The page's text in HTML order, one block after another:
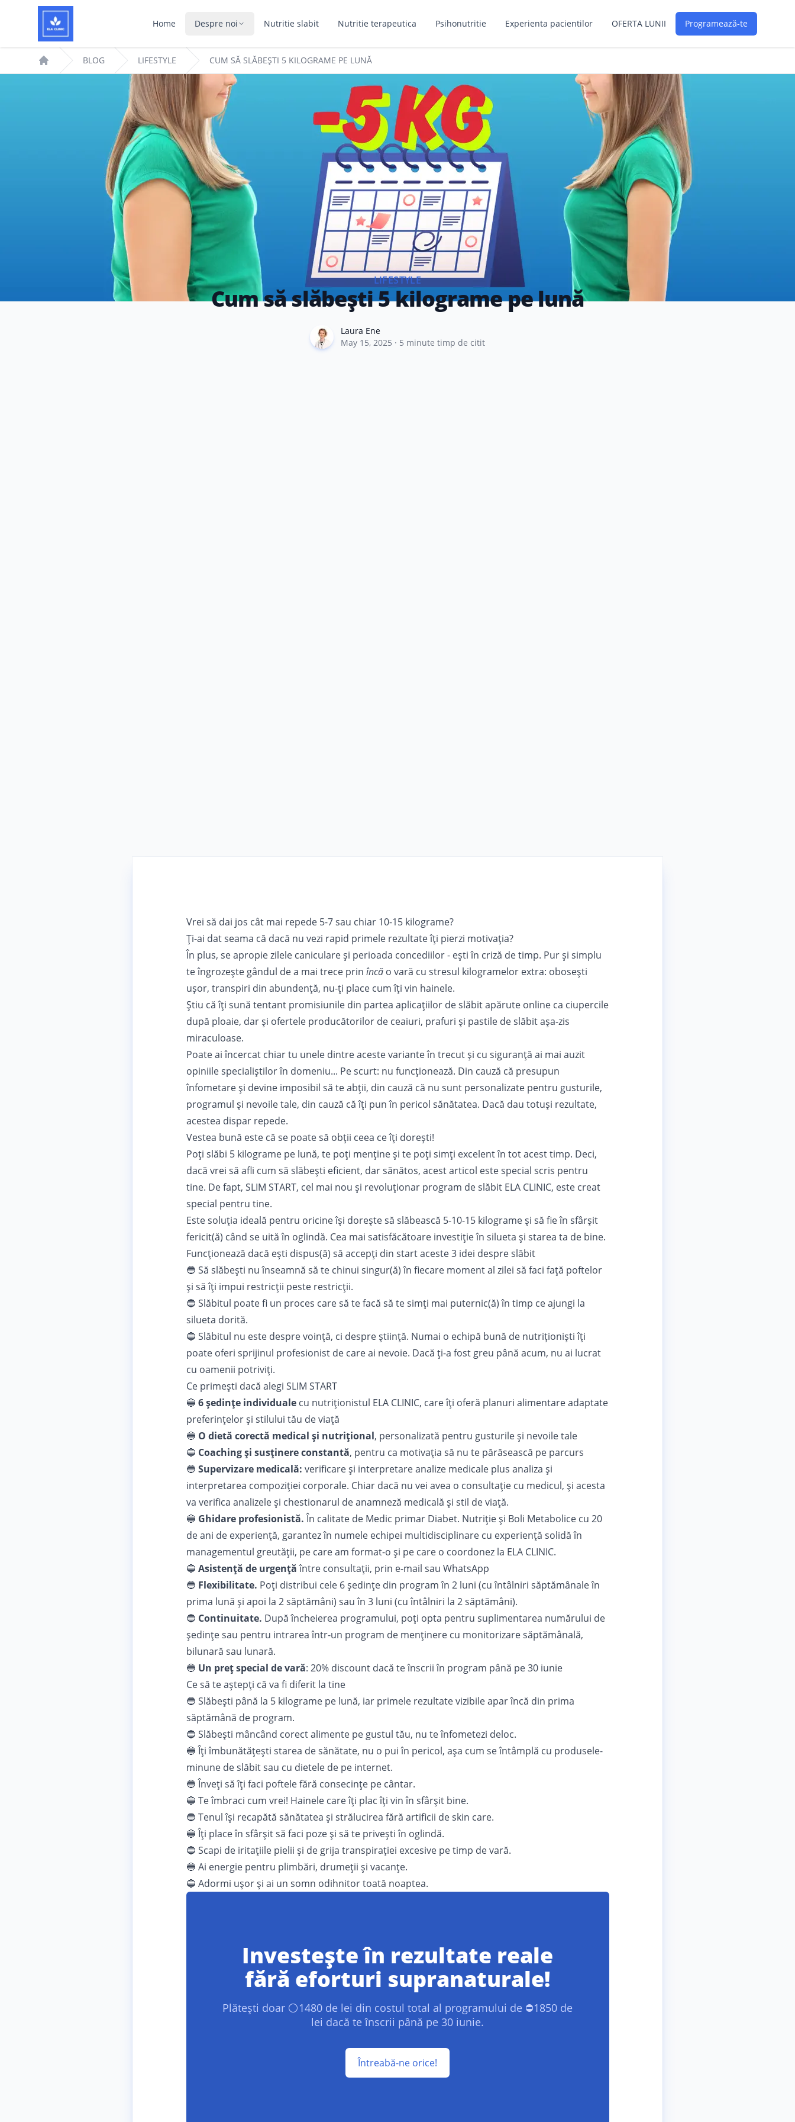
Home Despre noi Nutritie slabit Nutritie terapeutica Psihonutritie Experienta pacientilor OFERTA LUNII Programează-te
Home BLOG LIFESTYLE CUM SĂ SLĂBEȘTI 5 KILOGRAME PE LUNĂ
LIFESTYLE
Cum să slăbești 5 kilograme pe lună
Laura EneLaura Ene
May 15, 2025 · 5 minute timp de citit
Vrei să dai jos cât mai repede 5-7 sau chiar 10-15 kilograme?
Ți-ai dat seama că dacă nu vezi rapid primele rezultate îți pierzi motivația?
În plus, se apropie zilele caniculare și perioada concediilor - ești în criză de timp. Pur și simplu
te îngrozește gândul de a mai trece prin încăo vară cu stresul kilogramelor extra: obosești
ușor, transpiri din abundență, nu-ți place cum îți vin hainele.
Știu că îți sună tentant promisiunile din partea aplicațiilor de slăbit apărute online ca ciupercile
după ploaie, dar și ofertele producătorilor de ceaiuri, prafuri și pastile de slăbit așa-zis
miraculoase.
Poate ai încercat chiar tu unele dintre aceste variante în trecut și cu siguranță ai mai auzit
opiniile specialiștilor în domeniu... Pe scurt: nu funcționează. Din cauză că presupun
înfometare și devine imposibil să te abții, din cauză că nu sunt personalizate pentru gusturile,
programul și nevoile tale, din cauză că îți pun în pericol sănătatea. Dacă dau totuși rezultate,
acestea dispar repede.
Vestea bună este că se poate să obții ceea ce îți dorești!
Poți slăbi 5 kilograme pe lună, te poți menține și te poți simți excelent în tot acest timp. Deci,
dacă vrei să afli cum să slăbești eficient, dar sănătos, acest articol este special scris pentru
tine. De fapt, SLIM START, cel mai nou și revoluționar program de slăbit ELA CLINIC, este creat
special pentru tine.
Este soluția ideală pentru oricine își dorește să slăbească 5-10-15 kilograme și să fie în sfârșit
fericit(ă) când se uită în oglindă. Cea mai satisfăcătoare investiție în silueta și starea ta de bine.
Funcționează dacă ești dispus(ă) să accepți din start aceste 3 idei despre slăbit
🔵 Să slăbeşti nu înseamnă să te chinui singur(ă) în fiecare moment al zilei să faci față poftelor
și să îți impui restricții peste restricții.
🔵 Slăbitul poate fi un proces care să te facă să te simți mai puternic(ă) în timp ce ajungi la
silueta dorită.
🔵 Slăbitul nu este despre voință, ci despre știință. Numai o echipă bună de nutriționiști îți
poate oferi sprijinul profesionist de care ai nevoie. Dacă ți-a fost greu până acum, nu ai lucrat
cu oamenii potriviți.
Ce primești dacă alegi SLIM START
🔵 6 ședințe individuale cu nutriționistul ELA CLINIC, care îți oferă planuri alimentare adaptate
preferințelor și stilului tău de viață
🔵 O dietă corectă medical și nutrițional, personalizată pentru gusturile și nevoile tale
🔵 Coaching și susținere constantă, pentru ca motivația să nu te părăsească pe parcurs
🔵 Supervizare medicală: verificare și interpretare analize medicale plus analiza și
interpretarea compoziției corporale. Chiar dacă nu vei avea o consultație cu medicul, și acesta
va verifica analizele și chestionarul de anamneză medicală și stil de viață.
🔵 Ghidare profesionistă.În calitate de Medic primar Diabet. Nutriție și Boli Metabolice cu 20
de ani de experiență, garantez în numele echipei multidisciplinare cu experiență solidă în
managementul greutății, pe care am format-o și pe care o coordonez la ELA CLINIC.
🔵 Asistență de urgențăîntre consultații, prin e-mail sau WhatsApp
🔵 Flexibilitate. Poți distribui cele 6 ședințe din program în 2 luni (cu întâlniri săptămânale în
prima lună și apoi la 2 săptămâni) sau în 3 luni (cu întâlniri la 2 săptămâni).
🔵 Continuitate. După încheierea programului, poți opta pentru suplimentarea numărului de
ședințe sau pentru intrarea într-un program de menținere cu monitorizare săptămânală,
bilunară sau lunară.
🔵 Un preț special de vară: 20% discount dacă te înscrii în program până pe 30 iunie
Ce să te aștepți că va fi diferit la tine
🔵 Slăbești până la 5 kilograme pe lună, iar primele rezultate vizibile apar încă din prima
săptămână de program.
🔵 Slăbești mâncând corect alimente pe gustul tău, nu te înfometezi deloc.
🔵 Îți îmbunătățești starea de sănătate, nu o pui în pericol, așa cum se întâmplă cu produsele-
minune de slăbit sau cu dietele de pe internet.
🔵 Înveți să îți faci poftele fără consecințe pe cântar.
🔵 Te îmbraci cum vrei! Hainele care îți plac îți vin în sfârșit bine.
🔵 Tenul își recapătă sănătatea și strălucirea fără artificii de skin care.
🔵 Îți place în sfârșit să faci poze și să te privești în oglindă.
🔵 Scapi de iritațiile pielii și de grija transpirației excesive pe timp de vară.
🔵 Ai energie pentru plimbări, drumeții și vacanțe.
🔵 Adormi ușor și ai un somn odihnitor toată noaptea.
Investește în rezultate reale
fără eforturi supranaturale!
Plătești doar ⚪1480 de lei din costul total al programului de ⛔1850 de
lei dacă te înscrii până pe 30 iunie.
Întreabă-ne orice!